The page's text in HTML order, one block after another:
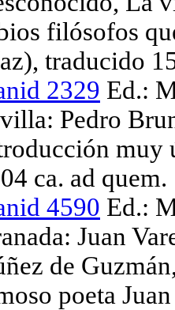
filósofos
traducido
2329 Ed.:
Pedro
muy
ca. ad quem.
4590 Ed.:
Juan
de
poeta